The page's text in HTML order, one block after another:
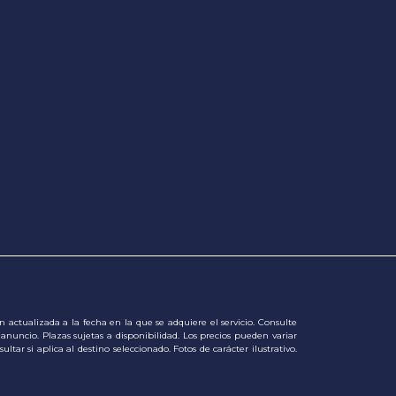
actualizada a la fecha en la que se adquiere el servicio. Consulte
Plazas sujetas a disponibilidad. Los precios pueden variar
si aplica al destino seleccionado. Fotos de carácter ilustrativo.